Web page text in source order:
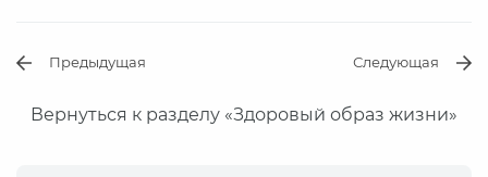
Предыдущая Следующая
Вернуться к разделу «Здоровый образ жизни»